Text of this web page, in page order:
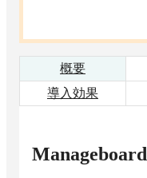
概要
導入効果
Manageboard